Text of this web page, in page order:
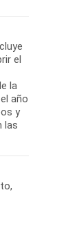
el
la
año
y
las